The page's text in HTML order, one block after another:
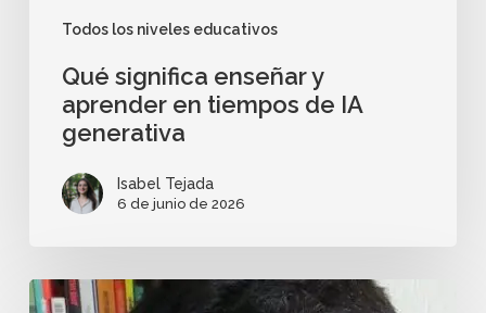
Todos los niveles educativos
Qué significa enseñar y
aprender en tiempos de IA
generativa
Isabel Tejada
6 de junio de 2026